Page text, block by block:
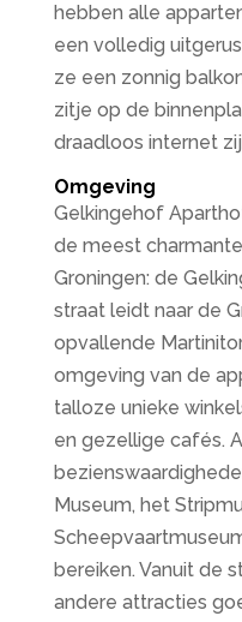
hebben alle
een volledig
ze een zonnig
zitje op de
draadloos internet
Omgeving
Gelkingehof
de meest
Groningen: de
straat leidt naar de
opvallende
omgeving van de
talloze unieke
en gezellige cafés.
Museum, het
bereiken. Vanuit de
andere attracties